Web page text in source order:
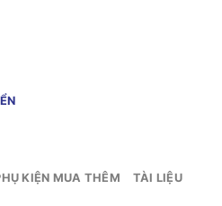
KIỆN MUA THÊM TÀI LIỆU